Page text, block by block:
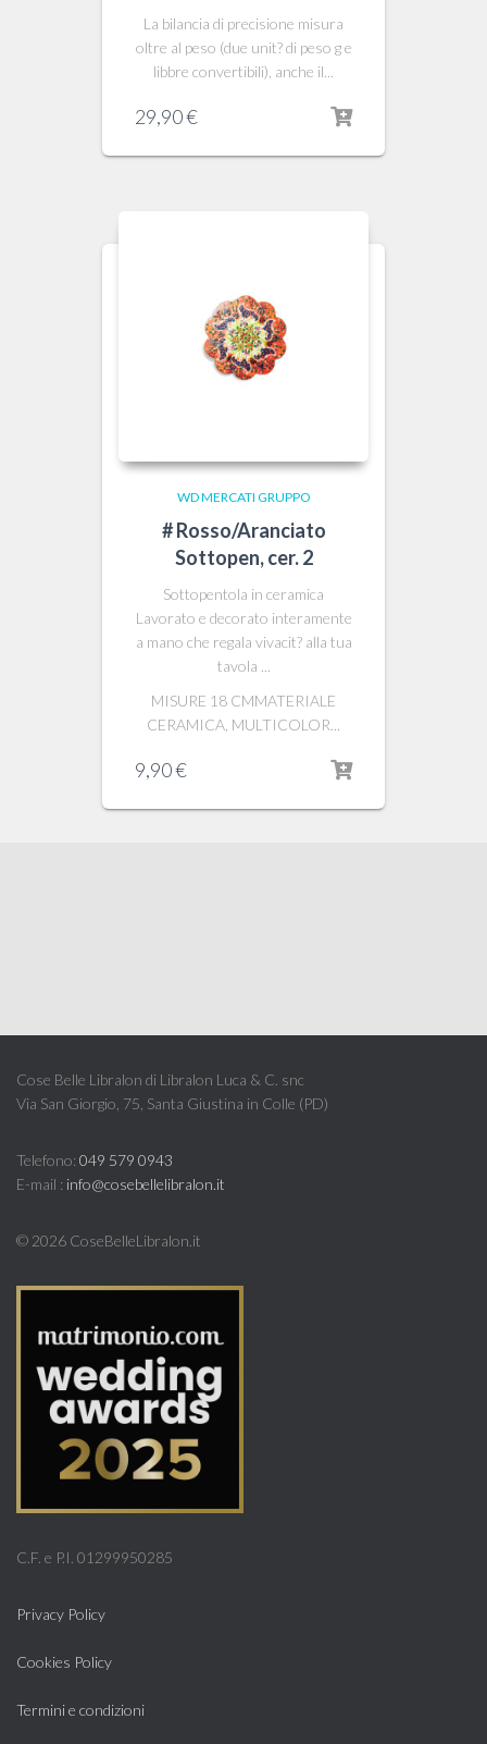
La bilancia di precisione misura
oltre al peso (due unit? di peso g e
libbre convertibili), anche il...
29,90€
WD MERCATI GRUPPO
# Rosso/Aranciato
Sottopen, cer. 2
Sottopentola in ceramica
Lavorato e decorato interamente
a mano che regala vivacit? alla tua
tavola ...
MISURE 18 CMMATERIALE
CERAMICA, MULTICOLOR...
9,90€
Cose Belle Libralon di Libralon Luca & C. snc
Via San Giorgio, 75, Santa Giustina in Colle (PD)
Telefono: 049 579 0943
E-mail : info@cosebellelibralon.it
© 2026 CoseBelleLibralon.it
C.F. e P.I. 01299950285
Privacy Policy
Cookies Policy
Termini e condizioni